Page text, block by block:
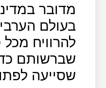
מדובר
בעולם
להרוויח
שברשותם
שסייעה